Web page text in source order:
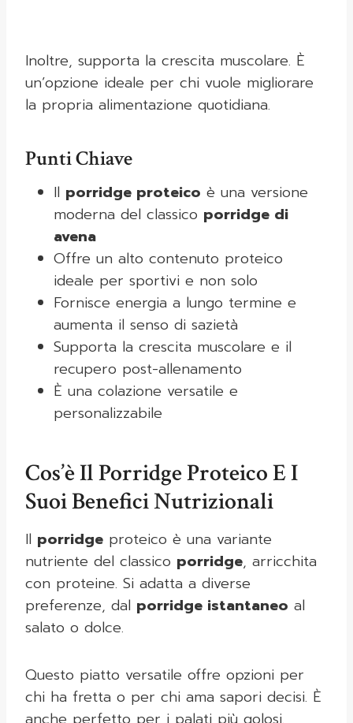
Inoltre, supporta la crescita muscolare. È
un’opzione ideale per chi vuole migliorare
la propria alimentazione quotidiana.
Punti Chiave
Il porridge proteico è una versione
moderna del classico porridge di
avena
Offre un alto contenuto proteico
ideale per sportivi e non solo
Fornisce energia a lungo termine e
aumenta il senso di sazietà
Supporta la crescita muscolare e il
recupero post-allenamento
È una colazione versatile e
personalizzabile
Cos’è Il Porridge Proteico E I
Suoi Benefici Nutrizionali
Il porridge proteico è una variante
nutriente del classico porridge, arricchita
con proteine. Si adatta a diverse
preferenze, dal porridge istantaneo al
salato o dolce.
Questo piatto versatile offre opzioni per
chi ha fretta o per chi ama sapori decisi. È